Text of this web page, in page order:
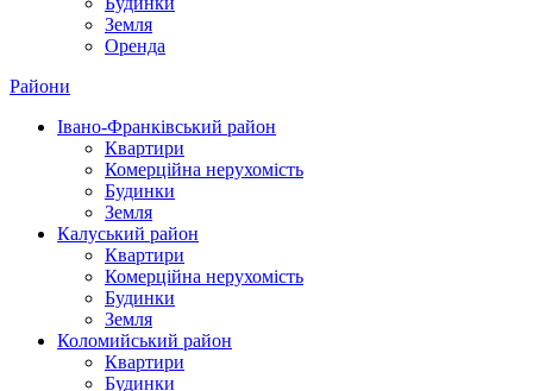
Земля
Оренда
Райони
Івано-Франківський район
Квартири
Комерційна нерухомість
Будинки
Земля
Калуський район
Квартири
Комерційна нерухомість
Будинки
Земля
Коломийський район
Квартири
Будинки